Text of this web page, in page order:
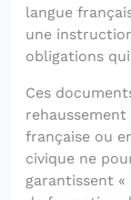
langue
une
obligations
Ces
française ou
civique ne
garantissent